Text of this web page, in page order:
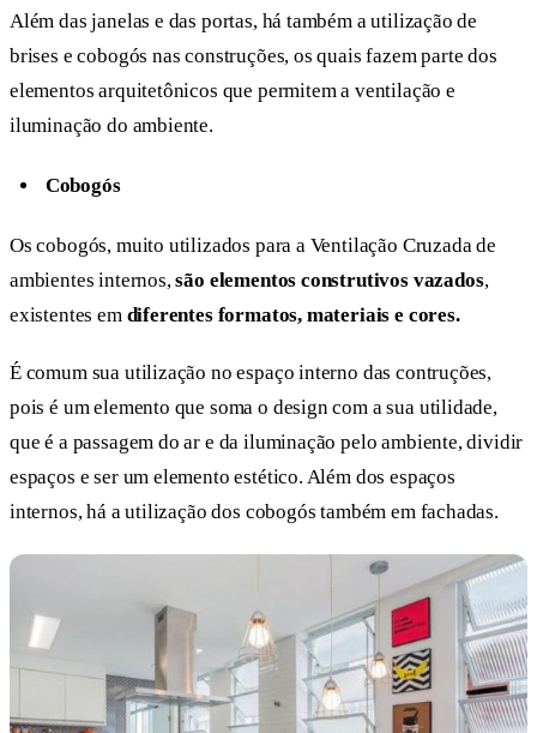
Além das janelas e das portas, há também a utilização de
brises e cobogós nas construções, os quais fazem parte dos
elementos arquitetônicos que permitem a ventilação e
iluminação do ambiente.
Cobogós
Os cobogós, muito utilizados para a Ventilação Cruzada de
ambientes internos,são elementos construtivos vazados,
existentes emdiferentes formatos, materiais e cores.
É comum sua utilização no espaço interno das contruções,
pois é um elemento que soma o design com a sua utilidade,
que é a passagem do ar e da iluminação pelo ambiente, dividir
espaços e ser um elemento estético. Além dos espaços
internos, há a utilização dos cobogós também em fachadas.